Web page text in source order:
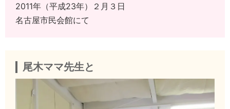
2011年（平成23年）２月３日
名古屋市民会館にて
尾木ママ先生と